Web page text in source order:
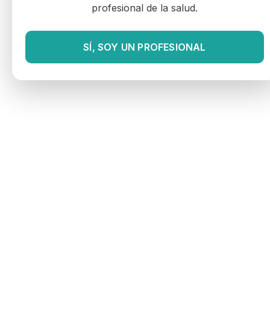
profesional de la salud.
SÍ, SOY UN PROFESIONAL